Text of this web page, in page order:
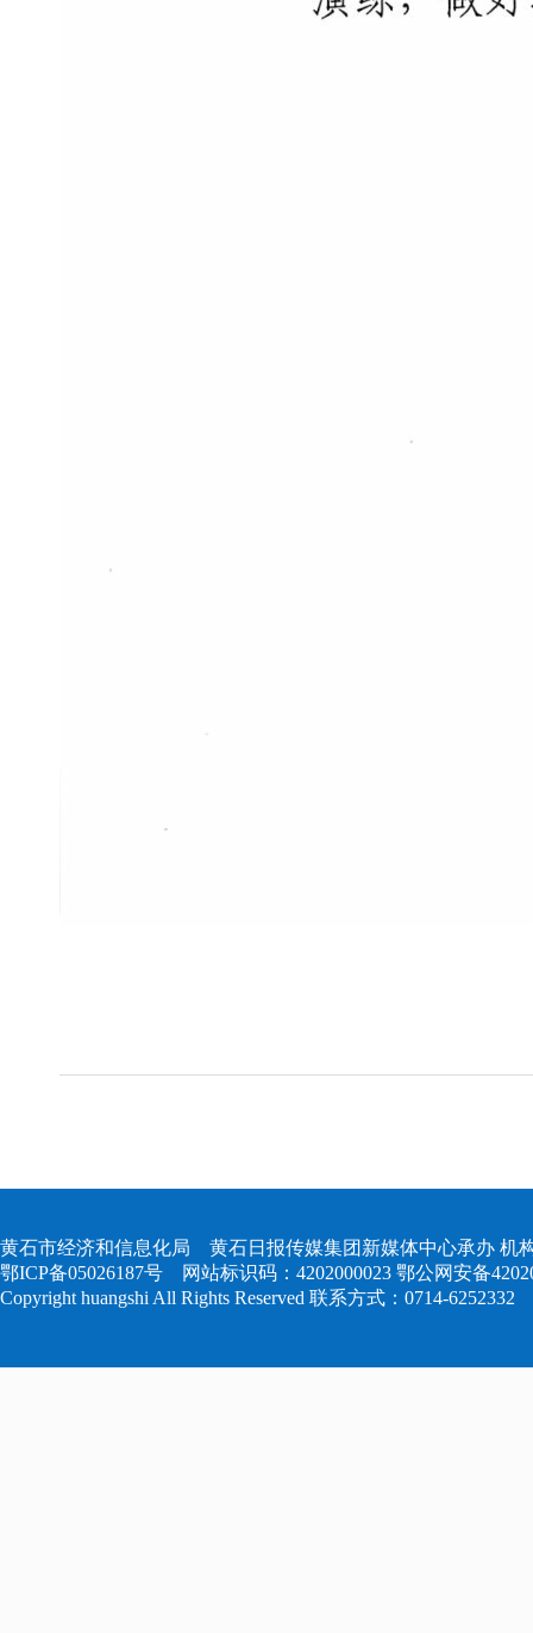
黄石市经济和信息化局 黄石日报传媒集团新媒体中心承办 机
鄂ICP备05026187号 网站标识码：4202000023 鄂公网安备
Copyright huangshi All Rights Reserved 联系方式：0714-6252332